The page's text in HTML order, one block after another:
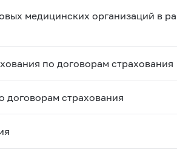
медицинских организаций в
по договорам страхования
договорам страхования